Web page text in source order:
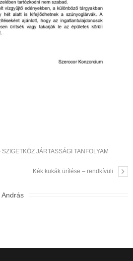
JÁRTASSÁGI TANFOLYAM
Kék kukák ürítése – rendkívüli
András